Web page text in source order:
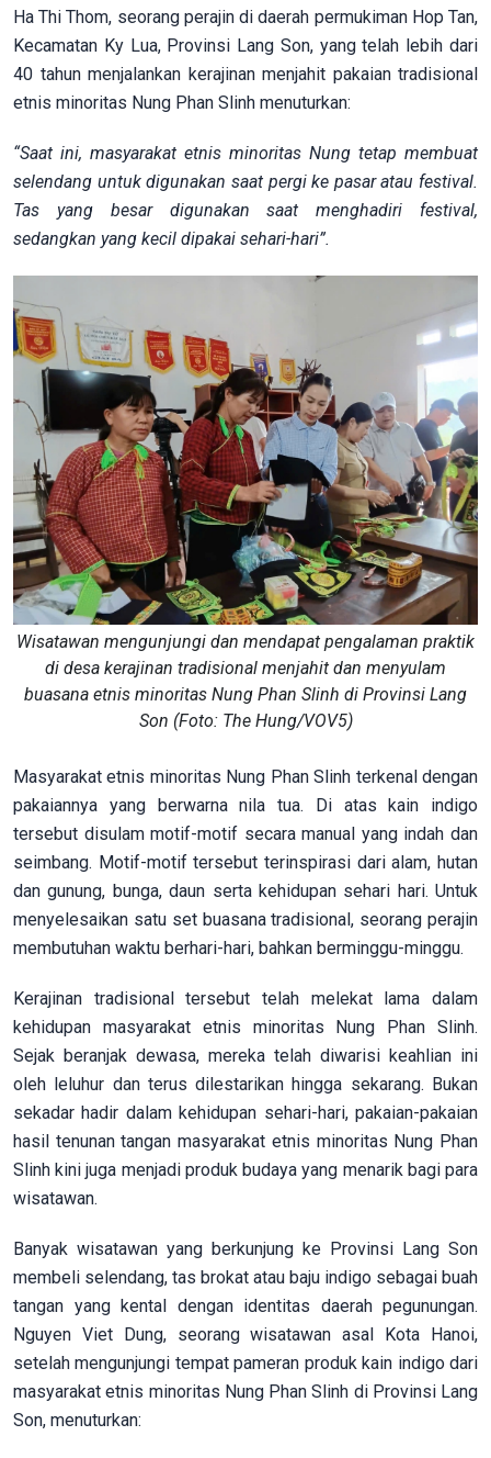
Ha Thi Thom, seorang perajin di daerah permukiman Hop Tan,
Kecamatan Ky Lua, Provinsi Lang Son, yang telah lebih dari
40 tahun menjalankan kerajinan menjahit pakaian tradisional
etnis minoritas Nung Phan Slinh menuturkan:
“Saat ini, masyarakat etnis minoritas Nung tetap membuat
selendang untuk digunakan saat pergi ke pasar atau festival.
Tas yang besar digunakan saat menghadiri festival,
sedangkan yang kecil dipakai sehari-hari”.
Wisatawan mengunjungi dan mendapat pengalaman praktik
di desa kerajinan tradisional menjahit dan menyulam
buasana etnis minoritas Nung Phan Slinh di Provinsi Lang
Son (Foto: The Hung/VOV5)
Masyarakat etnis minoritas Nung Phan Slinh terkenal dengan
pakaiannya yang berwarna nila tua. Di atas kain indigo
tersebut disulam motif-motif secara manual yang indah dan
seimbang. Motif-motif tersebut terinspirasi dari alam, hutan
dan gunung, bunga, daun serta kehidupan sehari hari. Untuk
menyelesaikan satu set buasana tradisional, seorang perajin
membutuhan waktu berhari-hari, bahkan berminggu-minggu.
Kerajinan tradisional tersebut telah melekat lama dalam
kehidupan masyarakat etnis minoritas Nung Phan Slinh.
Sejak beranjak dewasa, mereka telah diwarisi keahlian ini
oleh leluhur dan terus dilestarikan hingga sekarang. Bukan
sekadar hadir dalam kehidupan sehari-hari, pakaian-pakaian
hasil tenunan tangan masyarakat etnis minoritas Nung Phan
Slinh kini juga menjadi produk budaya yang menarik bagi para
wisatawan.
Banyak wisatawan yang berkunjung ke Provinsi Lang Son
membeli selendang, tas brokat atau baju indigo sebagai buah
tangan yang kental dengan identitas daerah pegunungan.
Nguyen Viet Dung, seorang wisatawan asal Kota Hanoi,
setelah mengunjungi tempat pameran produk kain indigo dari
masyarakat etnis minoritas Nung Phan Slinh di Provinsi Lang
Son, menuturkan: